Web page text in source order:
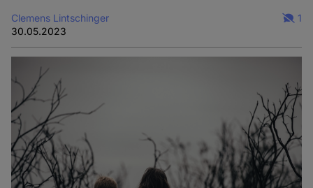
Clemens Lintschinger
30.05.2023
1